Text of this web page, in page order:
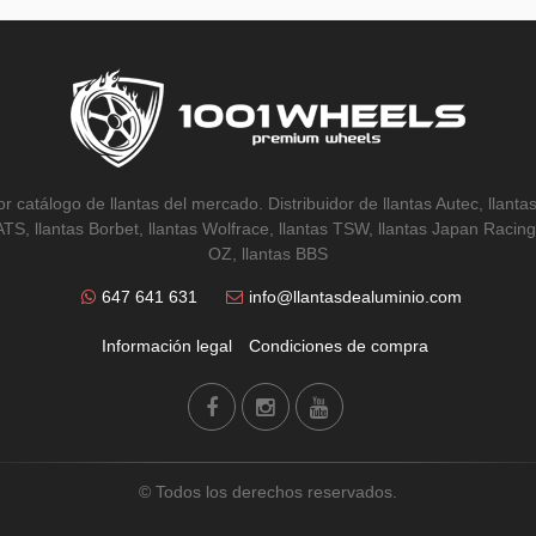
catálogo de llantas del mercado. Distribuidor de llantas Autec,
llantas Borbet, llantas Wolfrace, llantas TSW, llantas Japan
OZ, llantas BBS
647 641 631 info@llantasdealuminio.com
Información legal Condiciones de compra
© Todos los derechos reservados.